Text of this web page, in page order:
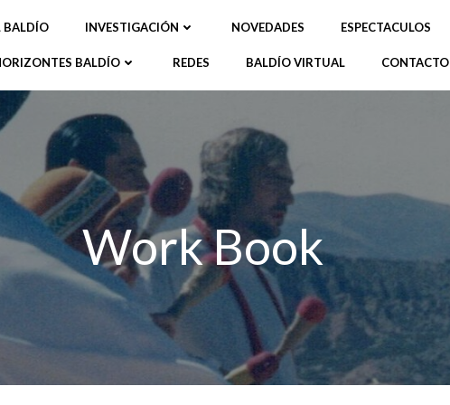
BALDÍO INVESTIGACIÓN NOVEDADES ESPECTACULOS
BALDÍO REDES BALDÍO VIRTUAL CONTACTO
Work Book